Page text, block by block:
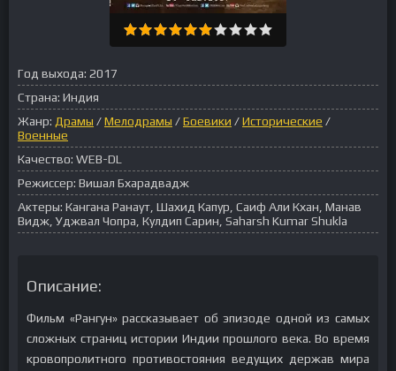
Год выхода: 2017
Страна: Индия
Жанр: Драмы /Мелодрамы /Боевики /Исторические /
Военные
Качество: WEB-DL
Режиссер: Вишал Бхарадвадж
Актеры: Кангана Ранаут, Шахид Капур, Саиф Али Кхан, Манав
Видж, Уджвал Чопра, Кулдип Сарин, Saharsh Kumar Shukla
Описание:
Фильм «Рангун» рассказывает об эпизоде одной из самых
сложных страниц истории Индии прошлого века. Во время
кровопролитного противостояния ведущих держав мира